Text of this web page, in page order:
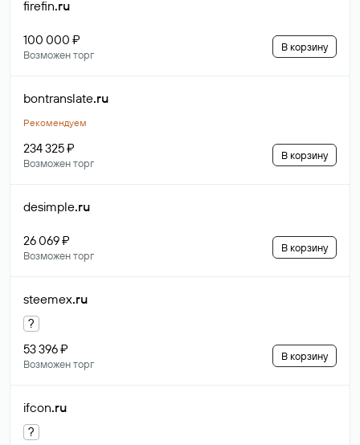
firefin.ru
100 000 ₽
Возможен торг
В корзину
bontranslate.ru
Рекомендуем
234 325 ₽
Возможен торг
В корзину
desimple.ru
26 069 ₽
Возможен торг
В корзину
steemex.ru
?
53 396 ₽
Возможен торг
В корзину
ifcon.ru
?